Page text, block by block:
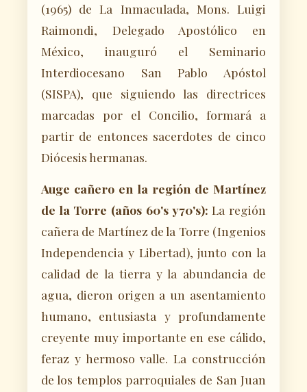
(1965) de La Inmaculada, Mons. Luigi
Raimondi, Delegado Apostólico en
México, inauguró el Seminario
Interdiocesano San Pablo Apóstol
(SISPA), que siguiendo las directrices
marcadas por el Concilio, formará a
partir de entonces sacerdotes de cinco
Diócesis hermanas.
Auge cañero en la región de Martínez
de la Torre (años 60's y70's): La región
cañera de Martínez de la Torre (Ingenios
Independencia y Libertad), junto con la
calidad de la tierra y la abundancia de
agua, dieron origen a un asentamiento
humano, entusiasta y profundamente
creyente muy importante en ese cálido,
feraz y hermoso valle. La construcción
de los templos parroquiales de San Juan